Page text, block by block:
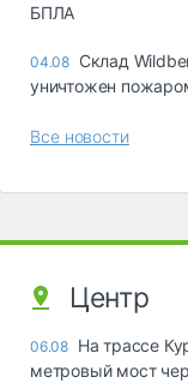
БПЛА
04.08 Склад
уничтожен
Все новости
Центр
06.08 На трассе
метровый мост